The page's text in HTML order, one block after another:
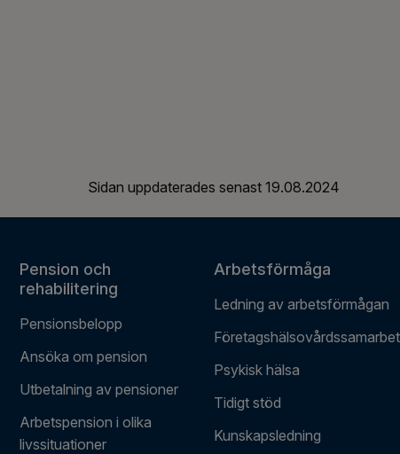
Sidan uppdaterades senast 19.08.2024
Pension och
rehabilitering
Pensionsbelopp
Ansöka om pension
Utbetalning av pensioner
Arbetspension i olika
livssituationer
Arbetsförmåga
Ledning av arbetsförmågan
Psykisk hälsa
Tidigt stöd
Kunskapsledning